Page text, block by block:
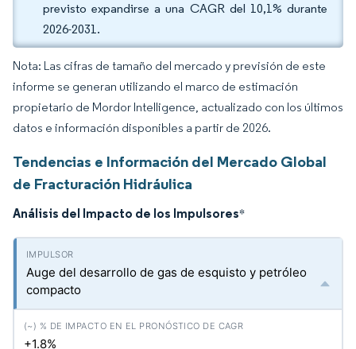
previsto expandirse a una CAGR del 10,1% durante
2026-2031.
Nota: Las cifras de tamaño del mercado y previsión de este
informe se generan utilizando el marco de estimación
propietario de Mordor Intelligence, actualizado con los últimos
datos e información disponibles a partir de 2026.
Tendencias e Información del Mercado Global
de Fracturación Hidráulica
Análisis del Impacto de los Impulsores*
Auge del desarrollo de gas de esquisto y petróleo
compacto
+1.8%